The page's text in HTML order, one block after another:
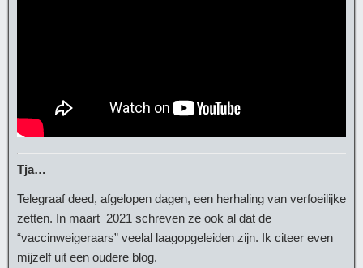
Tja…
Telegraaf deed, afgelopen dagen, een herhaling van verfoeilijke
zetten. In maart 2021 schreven ze ook al dat de
“vaccinweigeraars” veelal laagopgeleiden zijn. Ik citeer even
mijzelf uit een oudere blog.